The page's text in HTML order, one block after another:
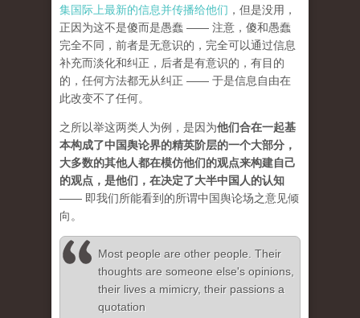
集国际上最新的信息并传播给他们 ，但是没用，
正因为这不是傻而是愚蠢 —— 注意，傻和愚蠢
完全不同，前者是无意识的，完全可以通过信息
补充而淡化和纠正，后者是有意识的，有目的
的，任何方法都无从纠正 —— 于是信息自由在
此改变不了任何。
之所以举这两类人为例，是因为他们合在一起基
本构成了中国舆论界的精英阶层的一个大部分，
大多数的其他人都在模仿他们的观点来构建自己
的观点，是他们，在决定了大半中国人的认知
—— 即我们所能看到的所谓中国舆论场之意见倾
向。
Most people are other people. Their
thoughts are someone else's opinions,
their lives a mimicry, their passions a
quotation